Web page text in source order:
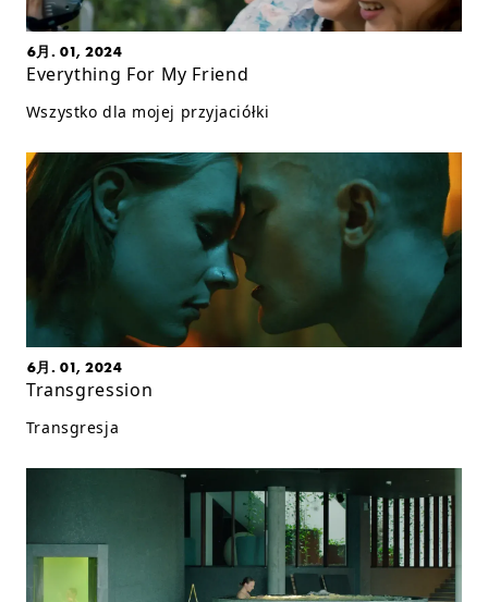
6月. 01, 2024
Everything For My Friend
Wszystko dla mojej przyjaciółki
6月. 01, 2024
Transgression
Transgresja